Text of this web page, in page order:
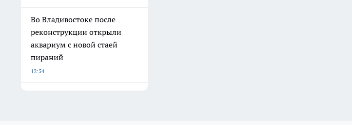
Во Владивостоке после
реконструкции открыли
аквариум с новой стаей
пираний
12:54